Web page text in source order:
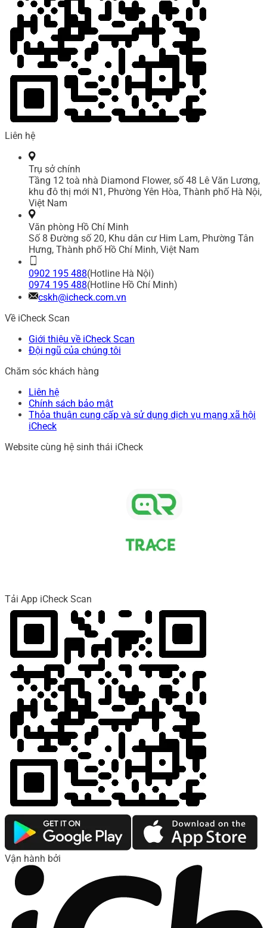
Liên hệ
Trụ sở chính
Tầng 12 toà nhà Diamond Flower, số 48 Lê Văn Lương,
khu đô thị mới N1, Phường Yên Hòa, Thành phố Hà Nội,
Việt Nam
Văn phòng Hồ Chí Minh
Số 8 Đường số 20, Khu dân cư Him Lam, Phường Tân
Hưng, Thành phố Hồ Chí Minh, Việt Nam
0902 195 488(Hotline Hà Nội)
0974 195 488(Hotline Hồ Chí Minh)
cskh@icheck.com.vn
Về iCheck Scan
Giới thiệu về iCheck Scan
Đội ngũ của chúng tôi
Chăm sóc khách hàng
Liên hệ
Chính sách bảo mật
Thỏa thuận cung cấp và sử dụng dịch vụ mạng xã hội
iCheck
Website cùng hệ sinh thái iCheck
Tải App iCheck Scan
Vận hành bởi